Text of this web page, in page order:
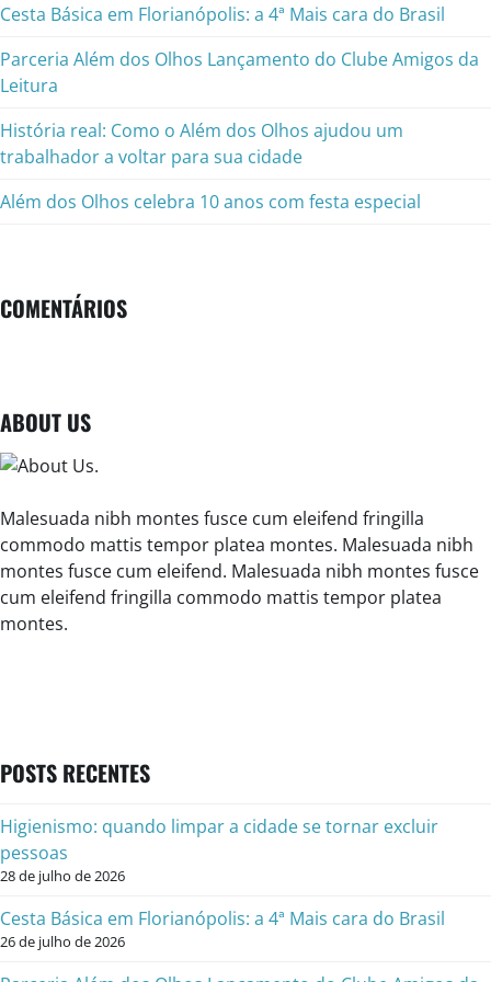
Cesta Básica em Florianópolis: a 4ª Mais cara do Brasil
Parceria Além dos Olhos Lançamento do Clube Amigos da
Leitura
História real: Como o Além dos Olhos ajudou um
trabalhador a voltar para sua cidade
Além dos Olhos celebra 10 anos com festa especial
COMENTÁRIOS
ABOUT US
Malesuada nibh montes fusce cum eleifend fringilla
commodo mattis tempor platea montes. Malesuada nibh
montes fusce cum eleifend. Malesuada nibh montes fusce
cum eleifend fringilla commodo mattis tempor platea
montes.
POSTS RECENTES
Higienismo: quando limpar a cidade se tornar excluir
pessoas
28 de julho de 2026
Cesta Básica em Florianópolis: a 4ª Mais cara do Brasil
26 de julho de 2026